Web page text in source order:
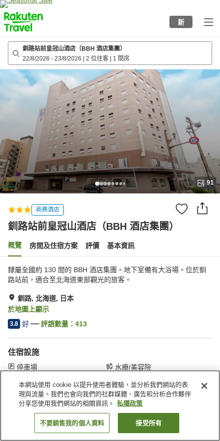
to
top
page
新
釧路站前皇冠山酒店（BBH 酒店集團）
22/8/2026 - 23/8/2026 2 位住客 1 間房
91
商務酒店
釧路站前皇冠山酒店（BBH 酒店集團）
概覽 房間及住宿方案 評價 基本資訊
隸屬全國約 130 間的 BBH 酒店集團。地下室備有大浴場。位於釧
路站前，適合至北海道東部觀光的旅客。
釧路, 北海道, 日本
於地圖上顯示
3.8 好 評語數量： 413
住宿設施
停車場
水療/美容院
主頁 日本 北海道
釧路
找客房
本網站使用 cookie 以提升使用者體驗，並分析我們網站的表
現與流量。我們也會向我們的社群媒體、廣告和分析合作夥伴
分享您使用我們網站的相關資訊。
私隱政策
不要銷售我的個人資料 接受所有